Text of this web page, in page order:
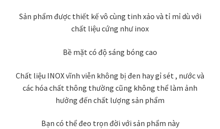
Sản phẩm được thiết kế vô cùng tinh xảo và tỉ mỉ dù với
chất liệu cứng như inox
Bề mặt có độ sáng bóng cao
Chất liệu INOX vĩnh viễn không bị đen hay gỉ sét , nước và
các hóa chất thông thường cũng không thể làm ảnh
hưởng đến chất lượng sản phẩm
Bạn có thể đeo trọn đời với sản phẩm này